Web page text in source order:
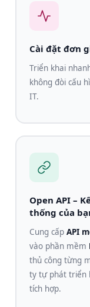
Cài đặt đơn
Triển khai
không đòi cấu
IT.
Open API –
thống của
Cung cấp API
vào phần mềm
thủ công từng
ty tự phát triển
tích hợp.